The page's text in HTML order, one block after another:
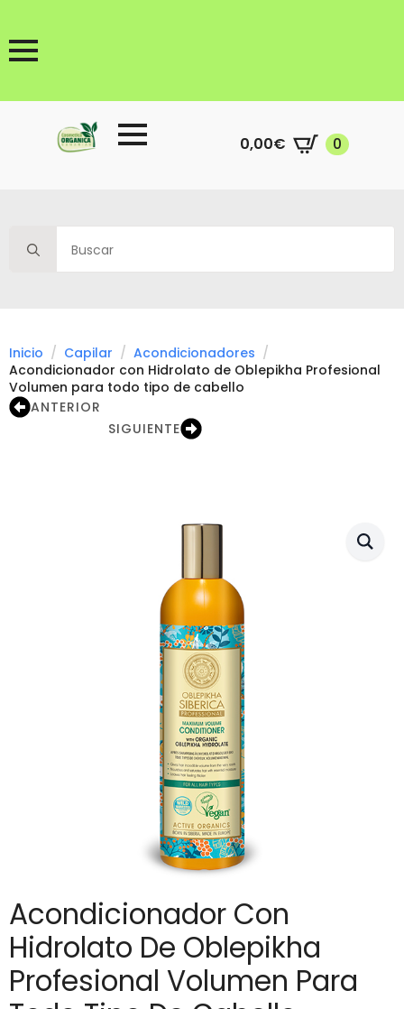
0,00€ 0
for:
Inicio Capilar
Acondicionadores
Acondicionador con Hidrolato de Oblepikha Profesional
Volumen para todo tipo de cabello
ANTERIOR
SIGUIENTE
Acondicionador Con
Hidrolato De Oblepikha
Profesional Volumen Para